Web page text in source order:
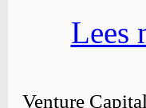
Lees
Venture